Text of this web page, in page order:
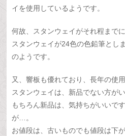
イを使用しているようです。
何故、スタンウェイがそれ程まで
スタンウェイが24色の色鉛筆とし
のようです。
又、響板も優れており、長年の使
スタンウェイは、新品でない方が
もちろん新品は、気持ちがいいで
が…。
お値段は、古いものでも値段は下